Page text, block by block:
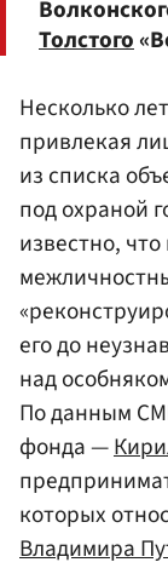
Толстого
Несколько
привлекая
из списка
под охраной
известно,
его до
над
По данным
фонда —
которых
Владимира